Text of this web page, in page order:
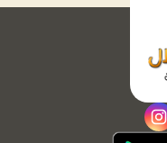
instagram